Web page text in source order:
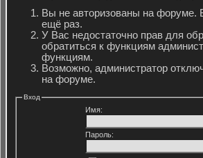
Вы не авторизованы на форуме.
ещё раз.
У Вас недостаточно прав для
обратиться к функциям
функциям.
Возможно, администратор
на форуме.
Вход
Имя:
Пароль: